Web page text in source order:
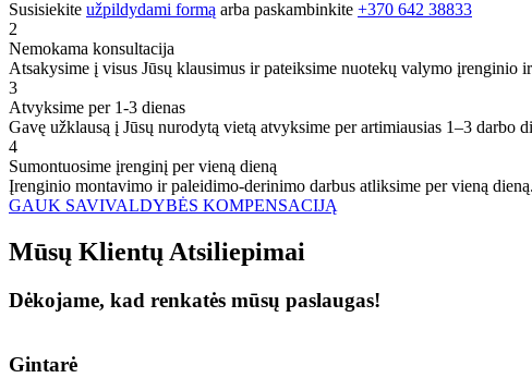
Susisiekite užpildydami formą arba paskambinkite +370 642 38833
2
Nemokama konsultacija
Atsakysime į visus Jūsų klausimus ir pateiksime nuotekų valymo įrenginio
3
Atvyksime per 1-3 dienas
Gavę užklausą į Jūsų nurodytą vietą atvyksime per artimiausias 1–3 darbo
4
Sumontuosime įrenginį per vieną dieną
Įrenginio montavimo ir paleidimo-derinimo darbus atliksime per vieną dieną.
GAUK SAVIVALDYBĖS KOMPENSACIJĄ
Mūsų Klientų Atsiliepimai
Dėkojame, kad renkatės mūsų paslaugas!
Gintarė